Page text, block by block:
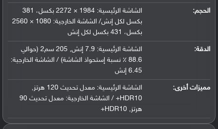
الحجم:
الشاشة الرئيسية: 1984 × 2272 بكسل، 381
بكسل لكل إنش/ الشاشة الخارجية: 1080 × 2560
بكسل، 431 بكسل لكل إنش
الدقة:
الشاشة الرئيسية: 7.9 إنش, 205 سم2 (حوالي
88.6 ٪ نسبة إستحواذ الشاشة) / الشاشة الخارجية:
6.45 إنش
مميزات أخرى:
الشاشة الرئيسية: معدل تحديث 120 هرتز,
HDR10+ / الشاشة الخارجية: معدل تحديث 90
هرتز, HDR10+